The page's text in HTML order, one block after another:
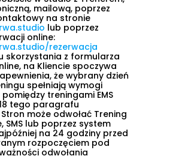
mailową, poprzez
na stronie
lub poprzez
online:
rezerwacja
skorzystania z formularza
na Kliencie spoczywa
że wybrany dzień
spełniają wymogi
treningami EMS
tego paragrafu
może odwołać Trening
SMS lub poprzez system
na 24 godziny przed
rozpoczęciem pod
odwołania